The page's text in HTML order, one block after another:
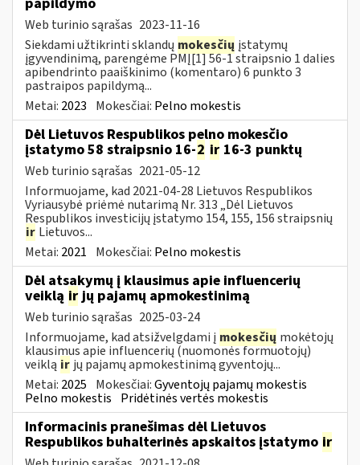
Web turinio sąrašas 2023-11-16
Siekdami užtikrinti sklandų mokesčių įstatymų
įgyvendinimą, parengėme PMĮ[1] 56-1 straipsnio 1 dalies
apibendrinto paaiškinimo (komentaro) 6 punkto 3
pastraipos papildymą...
Metai: 2023 Mokesčiai: Pelno mokestis
Dėl Lietuvos Respublikos pelno mokesčio
įstatymo 58 straipsnio 16-2 ir 16-3 punktų
Web turinio sąrašas 2021-05-12
Informuojame, kad 2021-04-28 Lietuvos Respublikos
Vyriausybė priėmė nutarimą Nr. 313 „Dėl Lietuvos
Respublikos investicijų įstatymo 154, 155, 156 straipsnių
ir Lietuvos...
Metai: 2021 Mokesčiai: Pelno mokestis
Dėl atsakymų į klausimus apie influencerių
veiklą irjų pajamų apmokestinimą
Web turinio sąrašas 2025-03-24
Informuojame, kad atsižvelgdami į mokesčių mokėtojų
klausimus apie influencerių (nuomonės formuotojų)
veiklą ir jų pajamų apmokestinimą gyventojų...
Metai: 2025 Mokesčiai:Gyventojų pajamų mokestis
Pelno mokestis Pridėtinės vertės mokestis
Informacinis pranešimas dėl Lietuvos
Respublikos buhalterinės apskaitos įstatymo ir